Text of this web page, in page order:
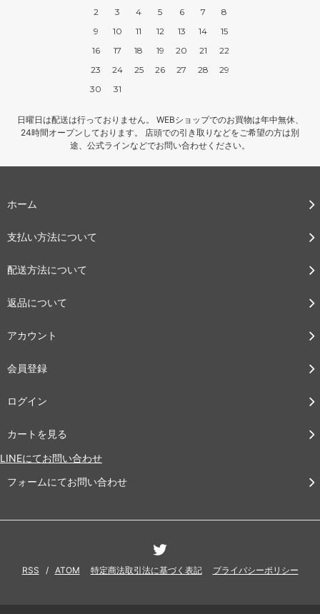
2
3 4 5 6 7
8
9
10 11 12 13 14
15
16
17 18 19 20 21
22
23
24 25 26 27 28
29
30
31
日曜日は配送は行っておりません。 WEBショップでのお買物は年中無休、
24時間オープンしております。 店頭での引き取りなどをご希望の方は別
途、公式ラインなどでお問い合わせください。
ホーム
支払い方法について
配送方法について
返品について
アカウント
会員登録
ログイン
カートを見る
LINEにてお問い合わせ
フォームにてお問い合わせ
RSS / ATOM 特定商法取引法に基づく表記 プライバシーポリシー